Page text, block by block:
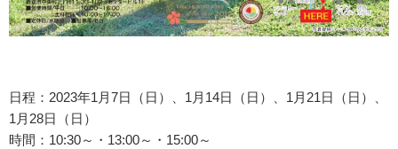
日程：2023年1月7日（日）、1月14日（日）、1月21日（日）、
1月28日（日）
時間：10:30～・13:00～・15:00～